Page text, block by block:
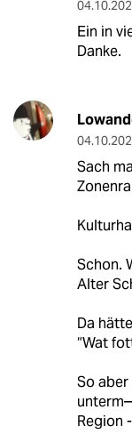
Ein in
Danke.
Sach
Schon.
Alter
Da
“Wat
So
Region -